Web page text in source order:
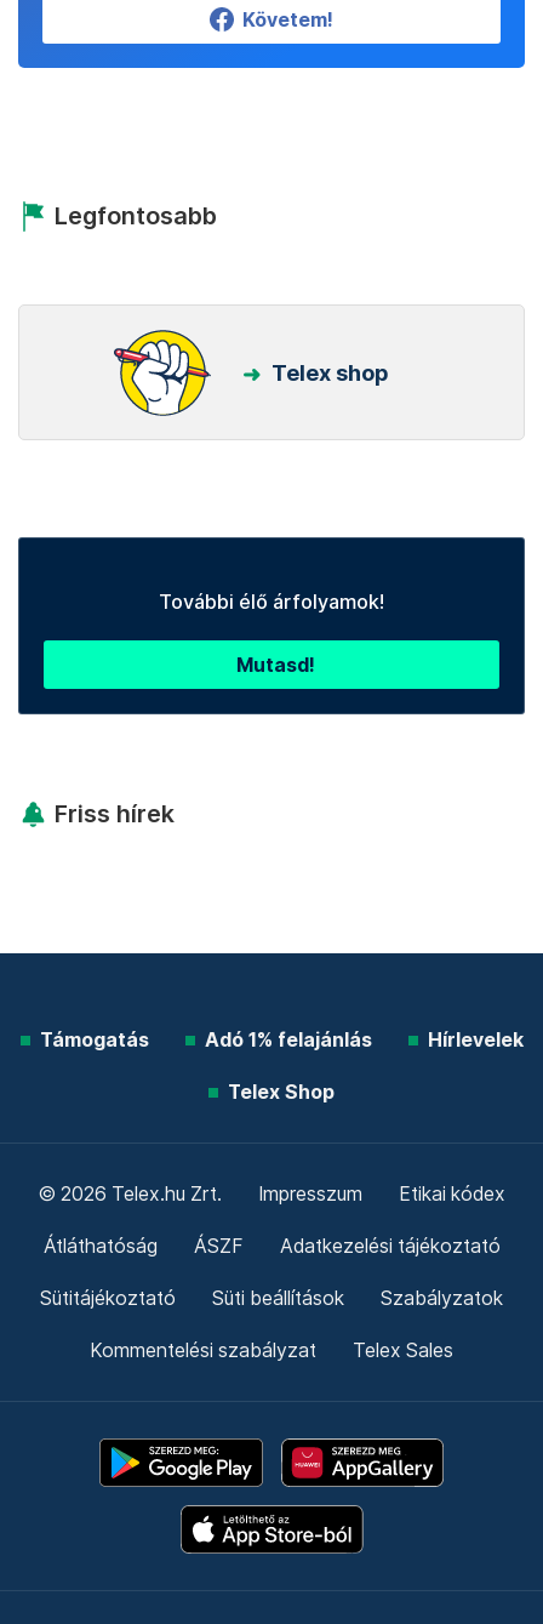
Követem!
Legfontosabb
Telex shop
További élő árfolyamok!
Mutasd!
Friss hírek
Támogatás Adó 1% felajánlás Hírlevelek
Telex Shop
© 2026 Telex.hu Zrt. Impresszum Etikai kódex
Átláthatóság ÁSZF Adatkezelési tájékoztató
Sütitájékoztató Süti beállítások Szabályzatok
Kommentelési szabályzat Telex Sales